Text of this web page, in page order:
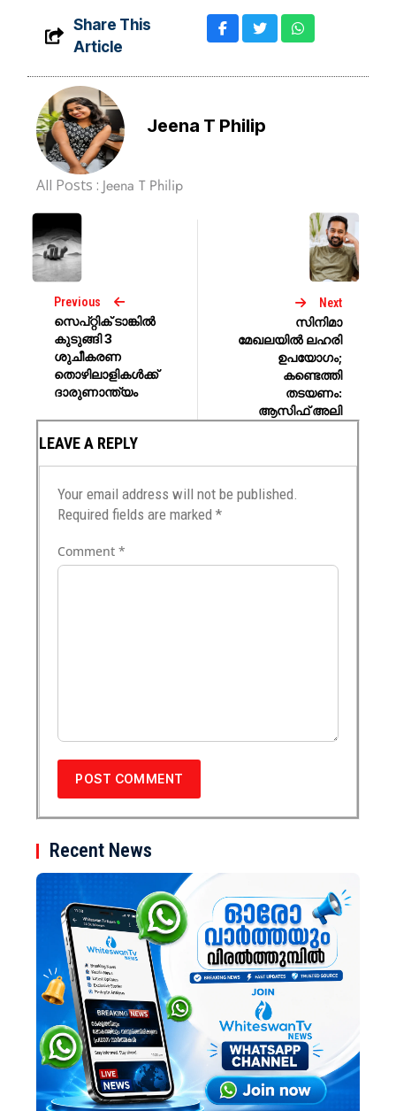
Share This
Article
Jeena T Philip
All Posts : Jeena T Philip
Previous
സെപ്റ്റിക് ടാങ്കിൽ
കുടുങ്ങി 3
ശുചീകരണ
തൊഴിലാളികൾക്ക്
ദാരുണാന്ത്യം
Next
സിനിമാ
മേഖലയിൽ ലഹരി
ഉപയോഗം;
കണ്ടെത്തി
തടയണം:
ആസിഫ് അലി
LEAVE A REPLY
Your email address will not be published.
Required fields are marked*
Comment*
Recent News